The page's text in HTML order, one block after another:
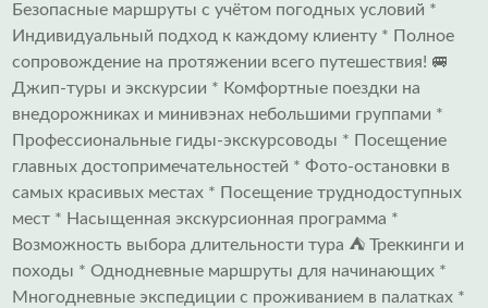
Безопасные маршруты с учётом погодных условий *
Индивидуальный подход к каждому клиенту * Полное
сопровождение на протяжении всего путешествия! 🚐
Джип-туры и экскурсии * Комфортные поездки на
внедорожниках и минивэнах небольшими группами *
Профессиональные гиды-экскурсоводы * Посещение
главных достопримечательностей * Фото-остановки в
самых красивых местах * Посещение труднодоступных
мест * Насыщенная экскурсионная программа *
Возможность выбора длительности тура ⛺ Треккинги и
походы * Однодневные маршруты для начинающих *
Многодневные экспедиции с проживанием в палатках *